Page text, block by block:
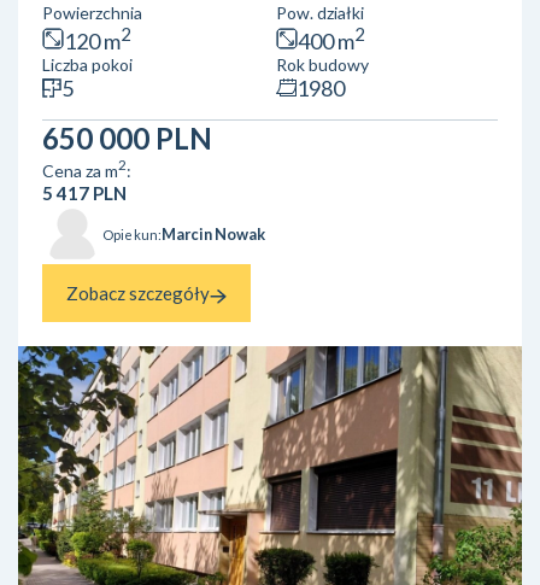
Matejki.Układ pomieszczeń:Parter: przestronny salon z
wyjściem na taras kuchnia toalet Piętro: 5 pokoi (możliwość
aranżacji na sypialnie, gabinet lub pokoje dziecięce) 2
łazienki balkon Piwnica: garaż pralnia pomieszczenie
Powierzchnia
120 m2
Pow. działki
400 m2
Liczba pokoi
5
Rok budowy
1980
650 000 PLN
Cena za m2:
5 417 PLN
Opiekun:Marcin Nowak
Zobacz szczegóły